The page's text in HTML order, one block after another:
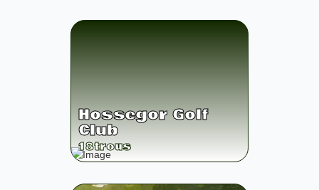
Hossegor Golf
Club
18trous